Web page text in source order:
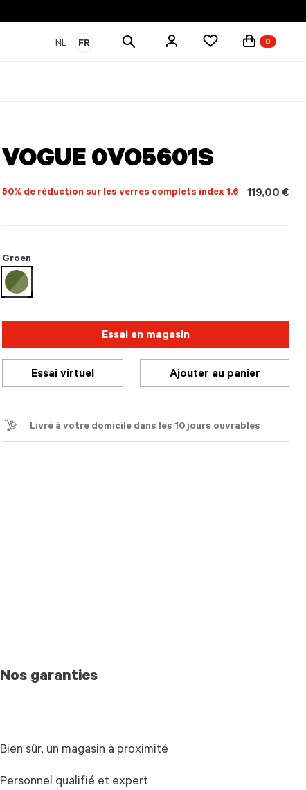
NL FR
Rechercher
0
VOGUE 0VO5601S
50% de réduction sur les verres complets index 1.6 119,00 €
Groen
sélectionné
Essai en magasin
Essai virtuel Ajouter au panier
Livré à votre domicile dans les 10 jours ouvrables
Nos garanties
Bien sûr, un magasin à proximité
Personnel qualifié et expert